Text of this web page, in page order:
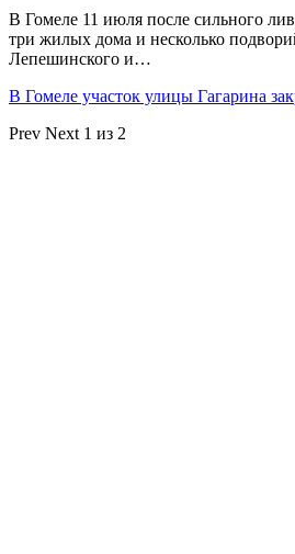
В Гомеле 11 июля после сильного
три жилых дома и несколько
Лепешинского и…
В Гомеле участок улицы Гагарина
Prev Next 1 из 2